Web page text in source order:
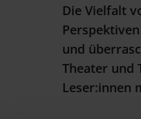
Die Vielfalt
und
Theater und
Leser:innen